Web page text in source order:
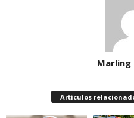
Marling
Artículos